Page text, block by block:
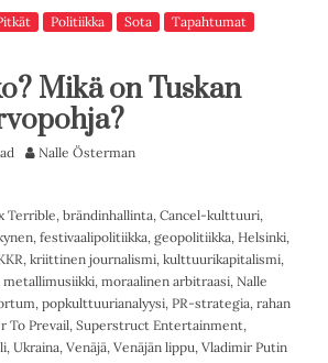
Politiikka Sota
Tapahtumat
Mikä on Tuskan
Nalle Österman
Terrible, brändinhallinta, Cancel-kulttuuri,
, festivaalipolitiikka, geopolitiikka, Helsinki,
, kriittinen journalismi, kulttuurikapitalismi,
metallimusiikki, moraalinen arbitraasi, Nalle
, popkulttuurianalyysi, PR-strategia, rahan
To Prevail, Superstruct Entertainment,
, Ukraina, Venäjä, Venäjän lippu, Vladimir Putin